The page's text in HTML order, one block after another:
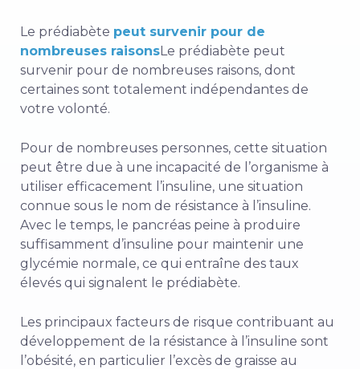
Le prédiabète peut survenir pour de
nombreuses raisonsLe prédiabète peut
survenir pour de nombreuses raisons, dont
certaines sont totalement indépendantes de
votre volonté.
Pour de nombreuses personnes, cette situation
peut être due à une incapacité de l’organisme à
utiliser efficacement l’insuline, une situation
connue sous le nom de résistance à l’insuline.
Avec le temps, le pancréas peine à produire
suffisamment d’insuline pour maintenir une
glycémie normale, ce qui entraîne des taux
élevés qui signalent le prédiabète.
Les principaux facteurs de risque contribuant au
développement de la résistance à l’insuline sont
l’obésité, en particulier l’excès de graisse au